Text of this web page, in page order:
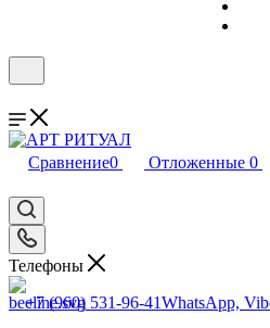
Сравнение0 Отложенные 0
Телефоны
+7 (960) 531-96-41WhatsApp,